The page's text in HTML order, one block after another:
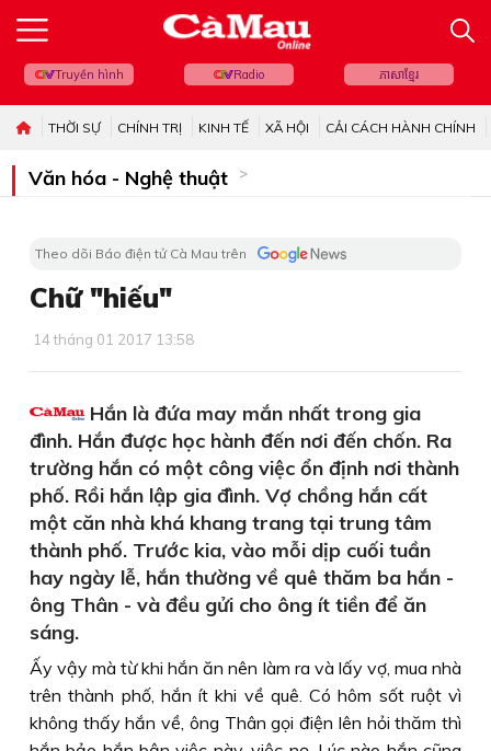
Truyền hình Radio ភាសាខ្មែរ
THỜI SỰ CHÍNH TRỊ KINH TẾ XÃ HỘI CẢI CÁCH HÀNH CHÍNH
Văn hóa - Nghệ thuật
Theo dõi Báo điện tử Cà Mau trên
Chữ "hiếu"
14 tháng 01 2017 13:58
Hắn là đứa may mắn nhất trong gia
đình. Hắn được học hành đến nơi đến chốn. Ra
trường hắn có một công việc ổn định nơi thành
phố. Rồi hắn lập gia đình. Vợ chồng hắn cất
một căn nhà khá khang trang tại trung tâm
thành phố. Trước kia, vào mỗi dịp cuối tuần
hay ngày lễ, hắn thường về quê thăm ba hắn -
ông Thân - và đều gửi cho ông ít tiền để ăn
sáng.
Ấy vậy mà từ khi hắn ăn nên làm ra và lấy vợ, mua nhà
trên thành phố, hắn ít khi về quê. Có hôm sốt ruột vì
không thấy hắn về, ông Thân gọi điện lên hỏi thăm thì